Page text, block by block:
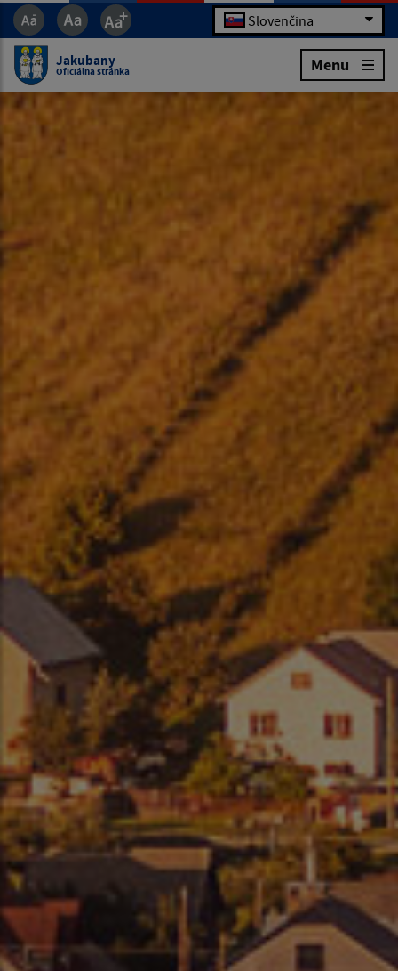
Slovenčina
Jakubany
Oficiálna stránka Menu